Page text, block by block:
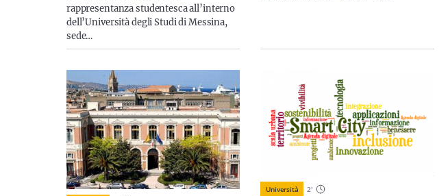
rappresentanza studentesca all’interno
dell’Università degli Studi di Messina,
sede…
Università 2'